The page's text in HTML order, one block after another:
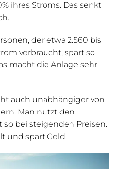
ihres Stroms. Das senkt
der etwa 2.560 bis
verbraucht, spart so
macht die Anlage sehr
auch unabhängiger von
Man nutzt den
bei steigenden Preisen.
und spart Geld.